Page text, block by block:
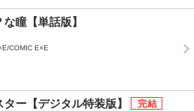
瞳【単話版】
COMIC E×E
ター【デジタル特装版】